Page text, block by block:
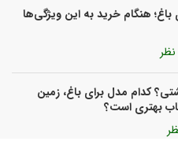
هنگام خرید به این ویژگی‌ها
کدام مدل برای باغ، زمین
بهتری است؟